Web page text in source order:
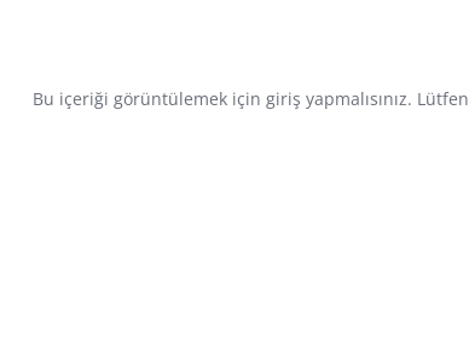
Bu içeriği görüntülemek için giriş yapmalısınız. Lütfen